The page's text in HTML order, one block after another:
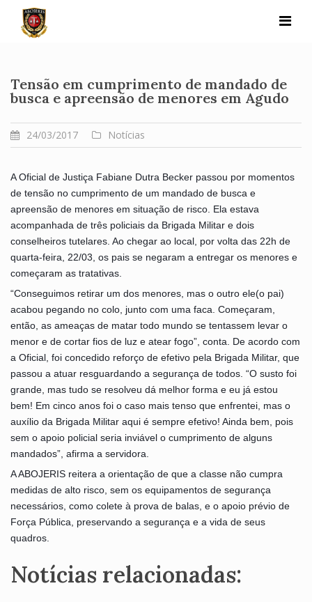
content
Tensão em cumprimento de mandado de
busca e apreensão de menores em Agudo
24/03/2017 Notícias
A Oficial de Justiça Fabiane Dutra Becker passou por momentos
de tensão no cumprimento de um mandado de busca e
apreensão de menores em situação de risco. Ela estava
acompanhada de três policiais da Brigada Militar e dois
conselheiros tutelares. Ao chegar ao local, por volta das 22h de
quarta-feira, 22/03, os pais se negaram a entregar os menores e
começaram as tratativas.
“Conseguimos retirar um dos menores, mas o outro ele(o pai)
acabou pegando no colo, junto com uma faca. Começaram,
então, as ameaças de matar todo mundo se tentassem levar o
menor e de cortar fios de luz e atear fogo”, conta. De acordo com
a Oficial, foi concedido reforço de efetivo pela Brigada Militar, que
passou a atuar resguardando a segurança de todos. “O susto foi
grande, mas tudo se resolveu dá melhor forma e eu já estou
bem! Em cinco anos foi o caso mais tenso que enfrentei, mas o
auxílio da Brigada Militar aqui é sempre efetivo! Ainda bem, pois
sem o apoio policial seria inviável o cumprimento de alguns
mandados”, afirma a servidora.
A ABOJERIS reitera a orientação de que a classe não cumpra
medidas de alto risco, sem os equipamentos de segurança
necessários, como colete à prova de balas, e o apoio prévio de
Força Pública, preservando a segurança e a vida de seus
quadros.
Notícias relacionadas: